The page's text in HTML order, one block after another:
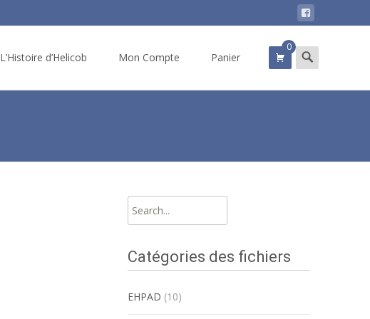
L’Histoire d’Helicob Mon Compte Panier
0 Search
for:
Search
for:
Catégories des fichiers
EHPAD (10)